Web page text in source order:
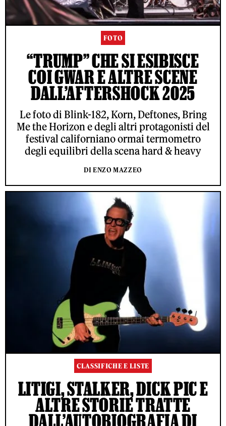
FOTO
“TRUMP” CHE SI ESIBISCE
COI GWAR E ALTRE SCENE
DALL’AFTERSHOCK 2025
Le foto di Blink-182, Korn, Deftones, Bring
Me the Horizon e degli altri protagonisti del
festival californiano ormai termometro
degli equilibri della scena hard & heavy
DI ENZO MAZZEO
CLASSIFICHE E LISTE
LITIGI, STALKER, DICK PIC E
ALTRE STORIE TRATTE
DALL’AUTOBIOGRAFIA DI